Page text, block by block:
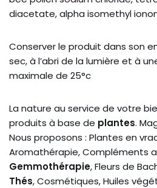
diacetate, alpha isomethyl
Conserver le produit dans son
sec, à l’abri de la lumière et à
maximale de 25°c
La nature au service de votre
produits à base de plantes.
Nous proposons : Plantes en
Aromathérapie, Compléments
Gemmothérapie, Fleurs de
Thés, Cosmétiques, Huiles